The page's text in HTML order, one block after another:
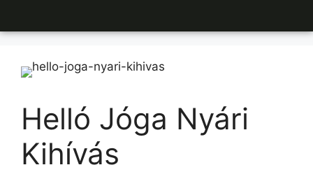
Helló Jóga Nyári
Kihívás